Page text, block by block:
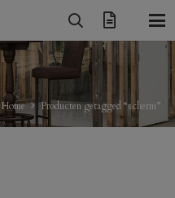
Home Producten getagged “scherm”